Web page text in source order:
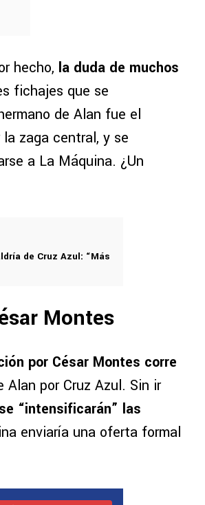
hecho, la duda de muchos
fichajes que se
de Alan fue el
zaga central, y se
a La Máquina. ¿Un
de Cruz Azul: “Más
Montes
por César Montes corre
Alan por Cruz Azul. Sin ir
“intensificarán” las
enviaría una oferta formal